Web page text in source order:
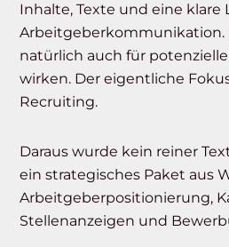
Inhalte, Texte und eine klare
Arbeitgeberkommunikation.
natürlich auch für
wirken. Der eigentliche
Recruiting.
Daraus wurde kein reiner
ein strategisches Paket aus
Arbeitgeberpositionierung,
Stellenanzeigen und